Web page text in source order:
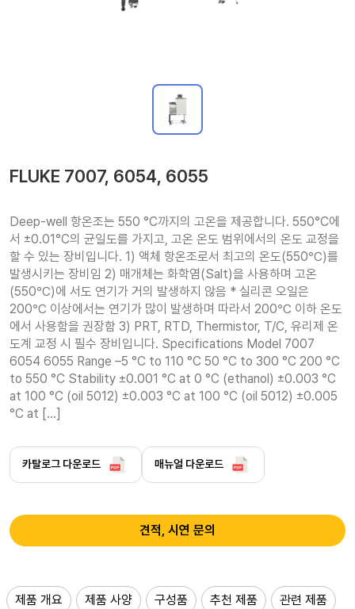
FLUKE 7007, 6054, 6055
Deep-well 항온조는 550 °C까지의 고온을 제공합니다. 550°C에
서 ±0.01°C의 균일도를 가지고, 고온 온도 범위에서의 온도 교정을
할 수 있는 장비입니다. 1) 액체 항온조로서 최고의 온도(550℃)를
발생시키는 장비임 2) 매개체는 화학염(Salt)을 사용하며 고온
(550℃)에 서도 연기가 거의 발생하지 않음 * 실리콘 오일은
200℃ 이상에서는 연기가 많이 발생하며 따라서 200℃ 이하 온도
에서 사용함을 권장함 3) PRT, RTD, Thermistor, T/C, 유리제 온
도계 교정 시 필수 장비입니다. Specifications Model 7007
6054 6055 Range –5 °C to 110 °C 50 °C to 300 °C 200 °C
to 550 °C Stability ±0.001 °C at 0 °C (ethanol) ±0.003 °C
at 100 °C (oil 5012) ±0.003 °C at 100 °C (oil 5012) ±0.005
°C at […]
카탈로그 다운로드 매뉴얼 다운로드
견적, 시연 문의
제품 개요 제품 사양 구성품 추천 제품 관련 제품